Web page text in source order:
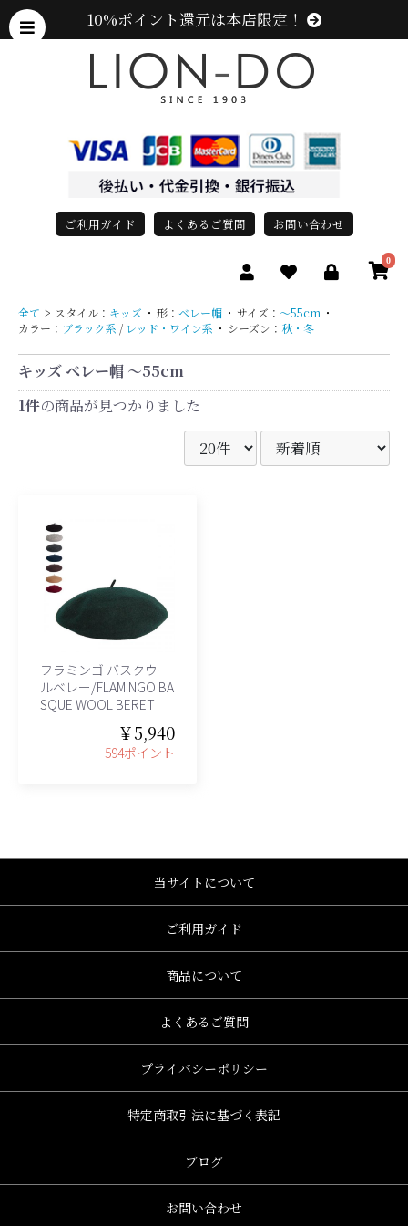
10%ポイント還元は本店限定！
ご利用ガイド よくあるご質問 お問い合わせ
0
全て > スタイル： キッズ ・ 形： ベレー帽 ・ サイズ： 〜55cm ・
カラー： ブラック系 / レッド・ワイン系 ・ シーズン： 秋・冬
キッズ ベレー帽 〜55cm
1件の商品が見つかりました
フラミンゴ バスクウー
ルベレー/FLAMINGO BA
SQUE WOOL BERET
￥5,940
594ポイント
当サイトについて
ご利用ガイド
商品について
よくあるご質問
プライバシーポリシー
特定商取引法に基づく表記
ブログ
お問い合わせ